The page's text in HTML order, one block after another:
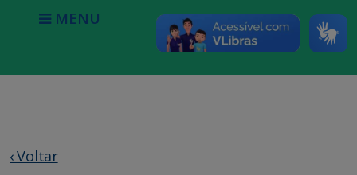
MENU
‹ Voltar